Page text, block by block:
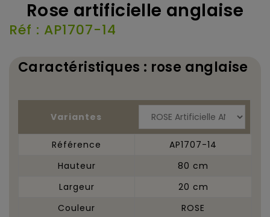
Rose artificielle anglaise
Réf : AP1707-14
Caractéristiques : rose anglaise
Variantes
Référence
AP1707-14
Hauteur
80 cm
Largeur
20 cm
Couleur
ROSE